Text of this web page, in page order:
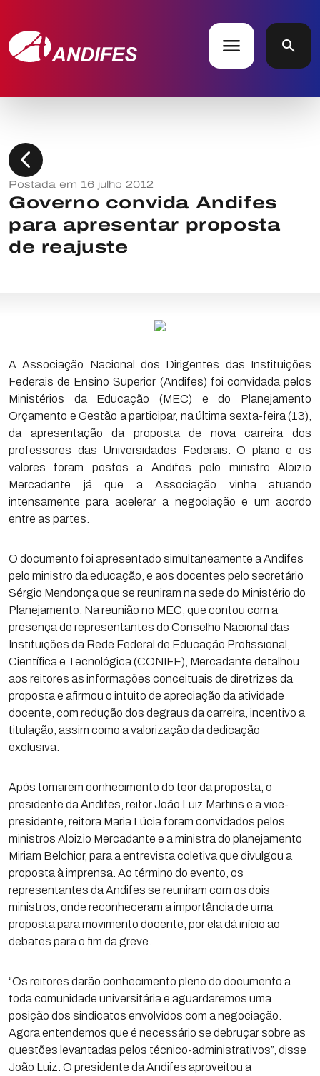
menu search
chevron_left
Postada em 16 julho 2012
Governo convida Andifes
para apresentar proposta
de reajuste
A Associação Nacional dos Dirigentes das Instituições
Federais de Ensino Superior (Andifes) foi convidada pelos
Ministérios da Educação (MEC) e do Planejamento
Orçamento e Gestão a participar, na última sexta-feira (13),
da apresentação da proposta de nova carreira dos
professores das Universidades Federais. O plano e os
valores foram postos a Andifes pelo ministro Aloizio
Mercadante já que a Associação vinha atuando
intensamente para acelerar a negociação e um acordo
entre as partes.
O documento foi apresentado simultaneamente a Andifes
pelo ministro da educação, e aos docentes pelo secretário
Sérgio Mendonça que se reuniram na sede do Ministério do
Planejamento. Na reunião no MEC, que contou com a
presença de representantes do Conselho Nacional das
Instituições da Rede Federal de Educação Profissional,
Científica e Tecnológica (CONIFE), Mercadante detalhou
aos reitores as informações conceituais de diretrizes da
proposta e afirmou o intuito de apreciação da atividade
docente, com redução dos degraus da carreira, incentivo a
titulação, assim como a valorização da dedicação
exclusiva.
Após tomarem conhecimento do teor da proposta, o
presidente da Andifes, reitor João Luiz Martins e a vice-
presidente, reitora Maria Lúcia foram convidados pelos
ministros Aloizio Mercadante e a ministra do planejamento
Miriam Belchior, para a entrevista coletiva que divulgou a
proposta à imprensa. Ao término do evento, os
representantes da Andifes se reuniram com os dois
ministros, onde reconheceram a importância de uma
proposta para movimento docente, por ela dá início ao
debates para o fim da greve.
“Os reitores darão conhecimento pleno do documento a
toda comunidade universitária e aguardaremos uma
posição dos sindicatos envolvidos com a negociação.
Agora entendemos que é necessário se debruçar sobre as
questões levantadas pelos técnico-administrativos”, disse
João Luiz. O presidente da Andifes aproveitou a